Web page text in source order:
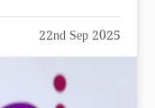
22nd Sep 2025